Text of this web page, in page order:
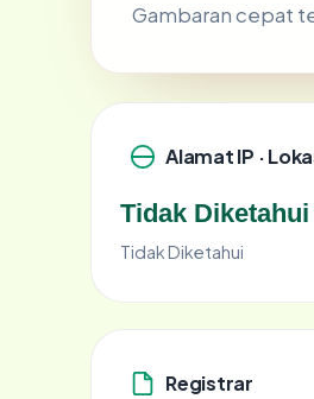
Gambaran cepat
Alamat IP ·
Tidak Diketahui
Tidak Diketahui
Registrar